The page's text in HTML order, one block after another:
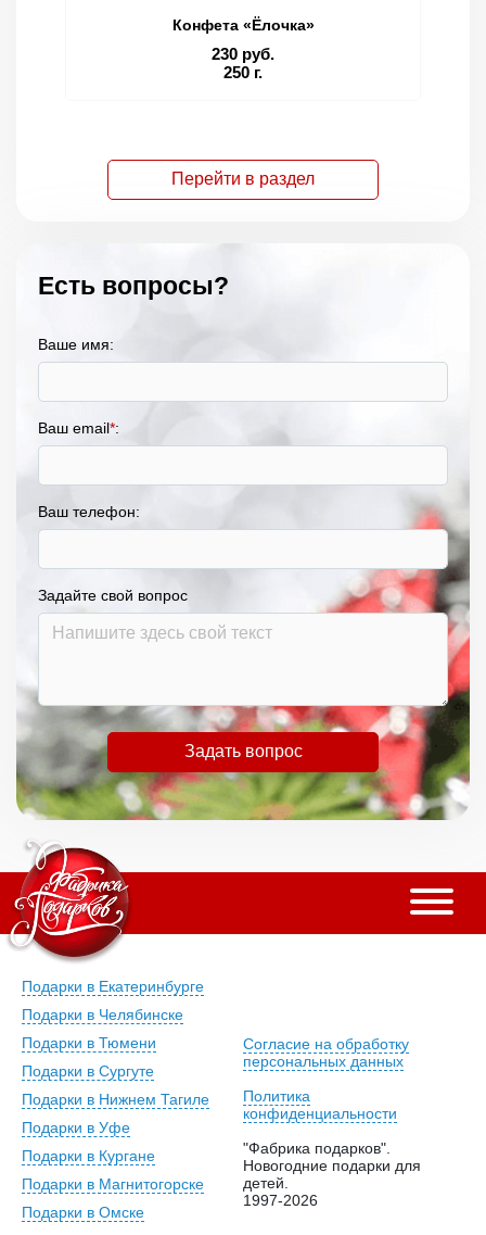
Конфета «Ёлочка»
230 руб.
250 г.
Перейти в раздел
Есть вопросы?
Ваше имя:
Ваш email*:
Ваш телефон:
Задайте свой вопрос
Задать вопрос
Подарки в Екатеринбурге
Подарки в Челябинске
Подарки в Тюмени
Подарки в Сургуте
Подарки в Нижнем Тагиле
Подарки в Уфе
Подарки в Кургане
Подарки в Магнитогорске
Подарки в Омске
Согласие на обработку
персональных данных
Политика
конфиденциальности
"Фабрика подарков".
Новогодние подарки для
детей.
1997-2026